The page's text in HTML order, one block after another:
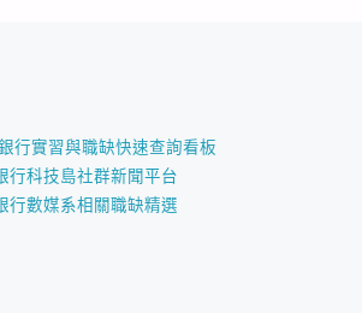
行實習與職缺快速查詢看板
行科技島社群新聞平台
行數媒系相關職缺精選